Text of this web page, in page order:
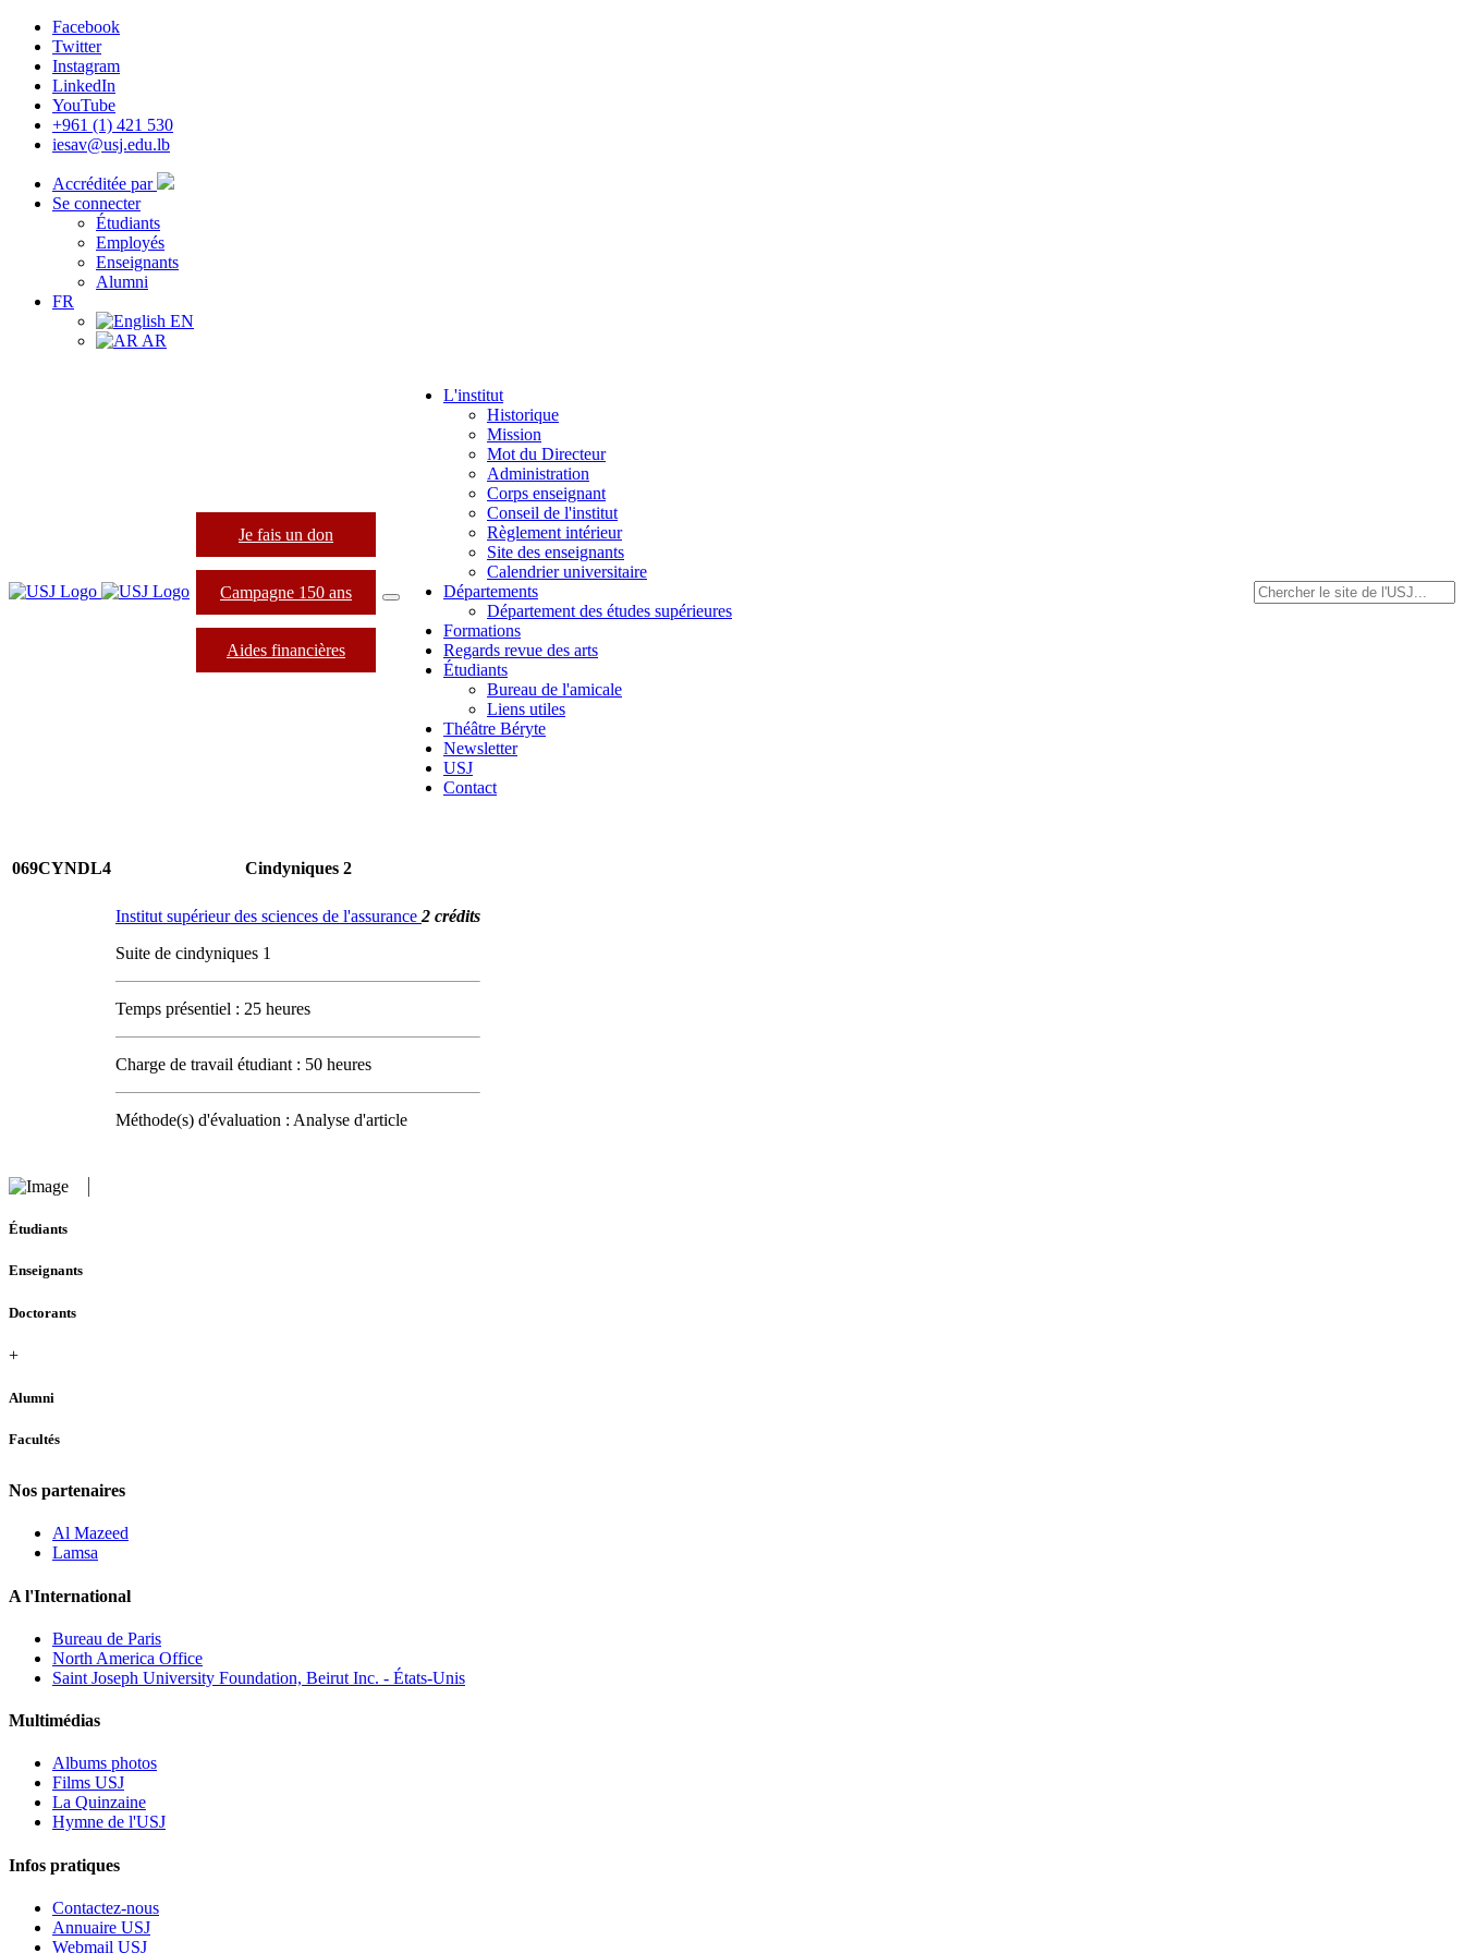
Facebook
Twitter
Instagram
LinkedIn
YouTube
+961 (1) 421 530
iesav@usj.edu.lb
Accréditée par
Se connecter
Étudiants
Employés
Enseignants
Alumni
FR
EN
AR
Je fais un don
Campagne 150 ans
Aides financières
L'institut
Historique
Mission
Mot du Directeur
Administration
Corps enseignant
Conseil de l'institut
Règlement intérieur
Site des enseignants
Calendrier universitaire
Départements
Département des études supérieures
Formations
Regards revue des arts
Étudiants
Bureau de l'amicale
Liens utiles
Théâtre Béryte
Newsletter
USJ
Contact
069CYNDL4 Cindyniques 2
Institut supérieur des sciences de l'assurance 2 crédits
Suite de cindyniques 1
Temps présentiel : 25 heures
Charge de travail étudiant : 50 heures
Méthode(s) d'évaluation : Analyse d'article
Étudiants
Enseignants
Doctorants
+
Alumni
Facultés
Nos partenaires
Al Mazeed
Lamsa
A l'International
Bureau de Paris
North America Office
Saint Joseph University Foundation, Beirut Inc. - États-Unis
Multimédias
Albums photos
Films USJ
La Quinzaine
Hymne de l'USJ
Infos pratiques
Contactez-nous
Annuaire USJ
Webmail USJ